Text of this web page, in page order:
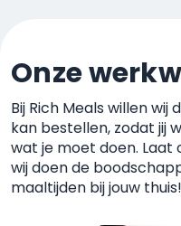
Onze
Bij Rich Meals willen
kan bestellen, zodat jij
wat je moet doen. Laat
wij doen de
maaltijden bij jouw thuis!